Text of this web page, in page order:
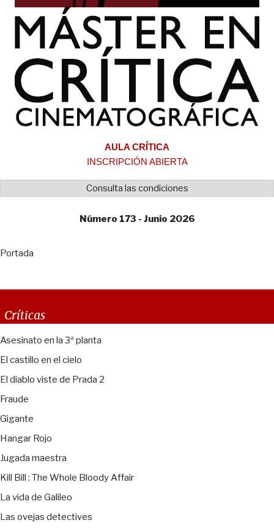
AULA CRÍTICA
INSCRIPCIÓN ABIERTA
Consulta las condiciones
Número 173 - Junio 2026
Portada
Críticas
Asesinato en la 3ª planta
El castillo en el cielo
El diablo viste de Prada 2
Fraude
Gigante
Hangar Rojo
Jugada maestra
Kill Bill : The Whole Bloody Affair
La vida de Galileo
Las ovejas detectives